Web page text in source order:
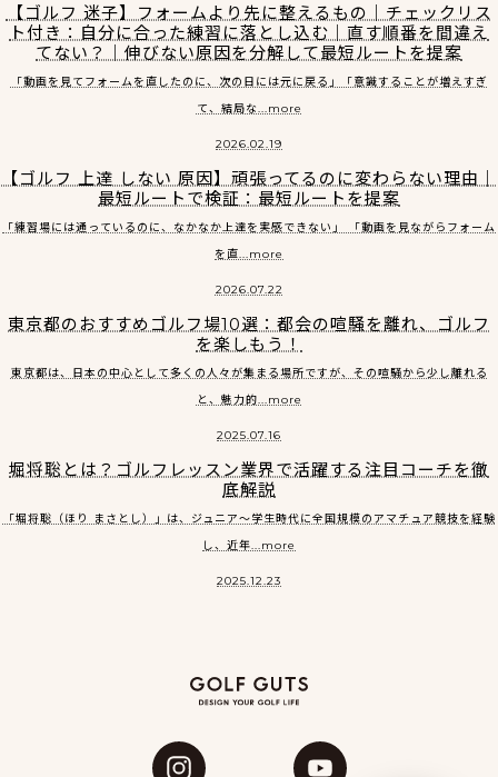
【ゴルフ 迷子】フォームより先に整えるもの｜チェックリス
ト付き：自分に合った練習に落とし込む｜直す順番を間違え
てない？｜伸びない原因を分解して最短ルートを提案
「動画を見てフォームを直したのに、次の日には元に戻る」「意識することが増えすぎ
て、結局な...more
2026.02.19
【ゴルフ 上達 しない 原因】頑張ってるのに変わらない理由｜
最短ルートで検証：最短ルートを提案
「練習場には通っているのに、なかなか上達を実感できない」 「動画を見ながらフォーム
を直...more
2026.07.22
東京都のおすすめゴルフ場10選：都会の喧騒を離れ、ゴルフ
を楽しもう！
東京都は、日本の中心として多くの人々が集まる場所ですが、その喧騒から少し離れる
と、魅力的...more
2025.07.16
堀将聡とは？ゴルフレッスン業界で活躍する注目コーチを徹
底解説
「堀将聡（ほり まさとし）」は、ジュニア〜学生時代に全国規模のアマチュア競技を経験
し、近年...more
2025.12.23